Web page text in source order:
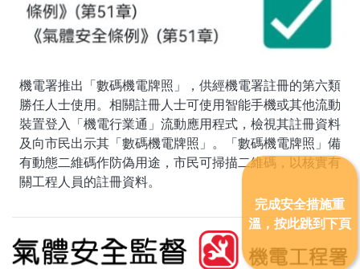
機電署推出「數碼機電牌照」，供經機電署註冊的第六類
勝任人士使用。相關註冊人士可使用智能手機或其他流動
裝置登入「機電行業通」流動應用程式，檢視其註冊資料
及向市民出示其「數碼機電牌照」。「數碼機電牌照」備
有動態二維碼作防偽用途，市民可掃描二維碼，以核實有
關工程人員的註冊資料。
完成安全措施重
溫，按此跳到下頁